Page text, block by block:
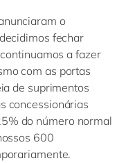
o
fechar
a fazer
com as portas
de suprimentos
concessionárias
do número normal
600